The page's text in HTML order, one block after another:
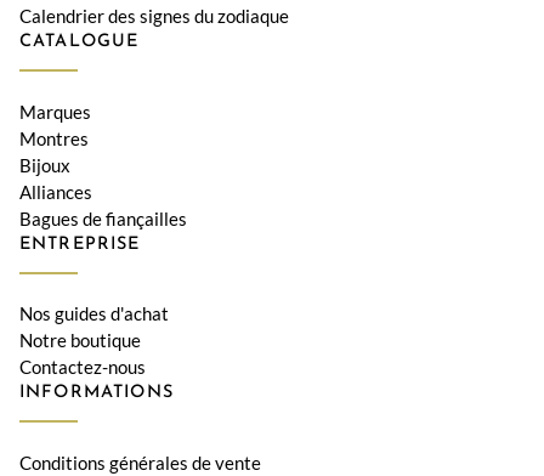
Calendrier des signes du zodiaque
CATALOGUE
Marques
Montres
Bijoux
Alliances
Bagues de fiançailles
ENTREPRISE
Nos guides d'achat
Notre boutique
Contactez-nous
INFORMATIONS
Conditions générales de vente